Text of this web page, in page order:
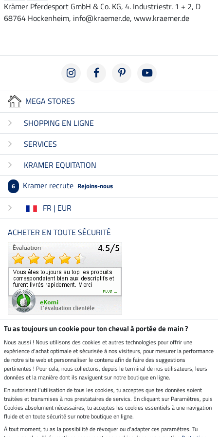
Krämer Pferdesport GmbH & Co. KG, 4. Industriestr. 1 + 2, D
68764 Hockenheim, info@kraemer.de, www.kraemer.de
MEGA STORES
SHOPPING EN LIGNE
SERVICES
KRAMER EQUITATION
6 Kramer recrute Rejoins-nous
FR | EUR
ACHETER EN TOUTE SÉCURITÉ
Boutique climatiquement
neutre
Livraison par
Paiement sécurisé
Tu as toujours un cookie pour ton cheval à portée de main ?
Nous aussi ! Nous utilisons des cookies et autres technologies pour offrir une
expérience d'achat optimale et sécurisée à nos visiteurs, pour mesurer la performance
de notre site web et personnaliser le contenu afin de faire des suggestions
pertinentes ! Pour cela, nous collectons, depuis le terminal de nos utilisateurs, leurs
données et la manière dont ils naviguent sur notre boutique en ligne.
En autorisant l'utilisation de tous les cookies, tu acceptes que tes données soient
traitées et transmises à nos prestataires de servics. En cliquant sur Paramètres, puis
Cookies absolument nécessaires, tu acceptes les cookies essentiels à une navigation
fluide et en toute sécurité sur notre boutique en ligne.
À tout moment, tu as la possibilité de révoquer ou d'adapter ces paramètres. Tu